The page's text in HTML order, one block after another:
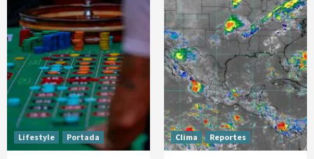
Lifestyle Portada Clima Reportes